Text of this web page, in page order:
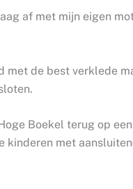
af met mijn eigen
met de best verklede
Boekel terug op
kinderen met